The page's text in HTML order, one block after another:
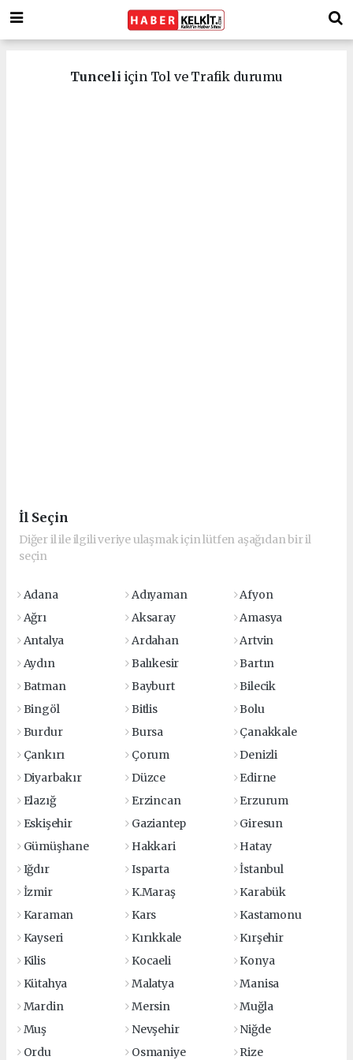
Tunceli için Tol ve Trafik durumu
İl Seçin
Diğer il ile ilgili veriye ulaşmak için lütfen aşağıdan bir il
seçin
Adana Adıyaman
Afyon
Ağrı
Aksaray
Amasya
Antalya
Ardahan
Artvin
Aydın
Balıkesir
Bartın
Batman
Bayburt
Bilecik
Bingöl
Bitlis
Bolu
Burdur
Bursa
Çanakkale
Çankırı
Çorum
Denizli
Diyarbakır
Düzce
Edirne
Elazığ
Erzincan
Erzurum
Eskişehir
Gaziantep
Giresun
Gümüşhane
Hakkari
Hatay
Iğdır
Isparta
İstanbul
İzmir
K.Maraş
Karabük
Karaman
Kars
Kastamonu
Kayseri
Kırıkkale
Kırşehir
Kilis
Kocaeli
Konya
Kütahya
Malatya
Manisa
Mardin
Mersin
Muğla
Muş
Nevşehir
Niğde
Ordu
Osmaniye Rize